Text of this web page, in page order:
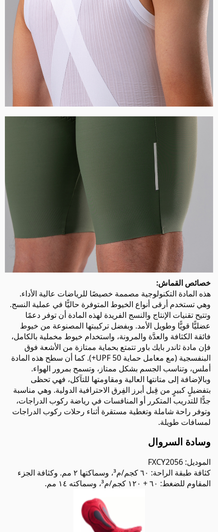
خصائص القماش:
هذه المادة التكنولوجية مصممة خصيصًا للرياضات عالية الأداء.
وهي تستخدم أرقى أنواع الخيوط المتوفرة حاليًّا في عملية النسج.
وتتيح تقنيات الإنتاج والنسج الفريدة لهذه المادة أن توفر دعمًا
عضليًّا قويًّا وطويل الأمد. وبفضل تركيبتها المصنوعة من خيوط
فائقة الكثافة والعدَّة والمرونة، واستخدام خيوط مخملية بالكامل،
فإن مادة ثاندر بايك باور تتمتع بحماية ممتازة من الأشعة فوق
البنفسجية (مع معامل حماية UPF 50+). كما أن سطح هذه المادة
أملس، وتناسب الجسم بشكل ممتاز، وتسمح بمرور الهواء.
وبالإضافة إلى متانتها العالية ومقاومتها للتآكل، فهي تحظى
بتفضيلٍ كبيرٍ من قِبل أبرز الفِرق الاحترافية الدولية. وهي مناسبة
جدًّا للتدريب المتكرر أو المنافسات في رياضة ركوب الدراجات،
وتوفر راحة شاملة وتغطية مستقرة أثناء رحلات ركوب الدراجات
لمسافات طويلة.
وسادة السروال
الموديل: FXCY2056
كثافة طبقة الراحة: ٦٠ كجم/م³، وسماكتها ٢ مم. وكثافة الجزء
المقاوم للضغط: ٦٠ + ١٢٠ كجم/م³، وسماكته ١٤ مم.